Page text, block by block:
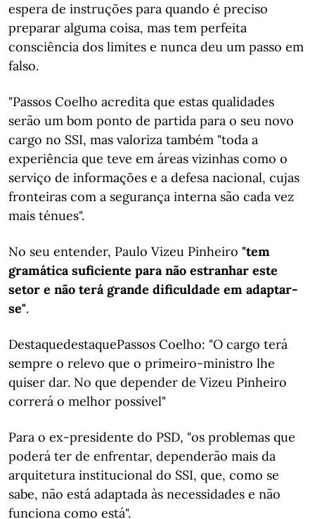
espera de instruções para quando é preciso
preparar alguma coisa, mas tem perfeita
consciência dos limites e nunca deu um passo em
falso.
"Passos Coelho acredita que estas qualidades
serão um bom ponto de partida para o seu novo
cargo no SSI, mas valoriza também "toda a
experiência que teve em áreas vizinhas como o
serviço de informações e a defesa nacional, cujas
fronteiras com a segurança interna são cada vez
mais ténues".
No seu entender, Paulo Vizeu Pinheiro "tem
gramática suficiente para não estranhar este
setor e não terá grande dificuldade em adaptar-
se".
DestaquedestaquePassos Coelho: "O cargo terá
sempre o relevo que o primeiro-ministro lhe
quiser dar. No que depender de Vizeu Pinheiro
correrá o melhor possível"
Para o ex-presidente do PSD, "os problemas que
poderá ter de enfrentar, dependerão mais da
arquitetura institucional do SSI, que, como se
sabe, não está adaptada às necessidades e não
funciona como está".